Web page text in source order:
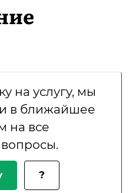
на услугу, мы
в ближайшее
на все
?